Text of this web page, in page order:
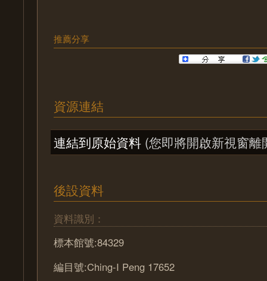
推薦分享
資源連結
連結到原始資料 (您即將開啟新視窗離
後設資料
資料識別：
標本館號:84329
編目號:Ching-I Peng 17652